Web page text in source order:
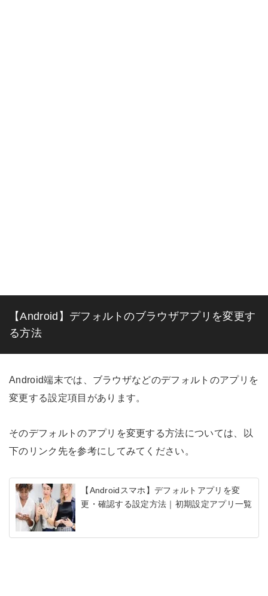
【Android】デフォルトのブラウザアプリを変更す
る方法
Android端末では、ブラウザなどのデフォルトのアプリを
変更する設定項目があります。
そのデフォルトのアプリを変更する方法については、以
下のリンク先を参考にしてみてください。
【Androidスマホ】デフォルトアプリを変
更・確認する設定方法｜初期設定アプリ一覧